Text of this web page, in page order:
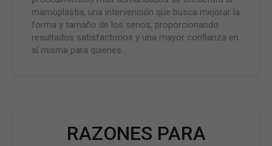
mamoplastia, una intervención que busca mejorar la
forma y tamaño de los senos, proporcionando
resultados satisfactorios y una mayor confianza en
sí misma para quienes…
RAZONES PARA